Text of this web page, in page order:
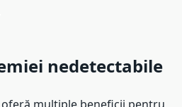
nedetectabile